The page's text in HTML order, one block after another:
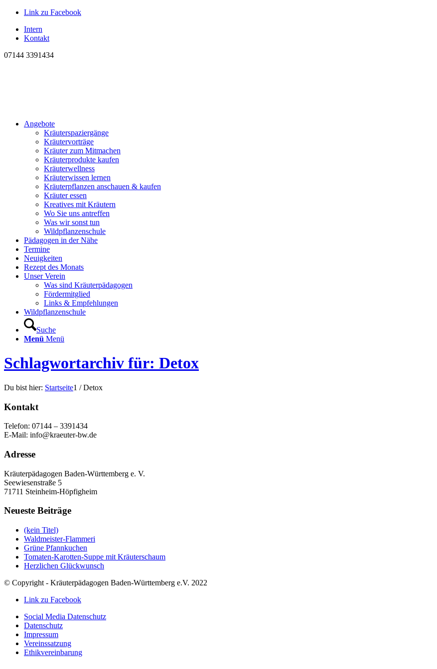
Link zu Facebook
Intern
Kontakt
07144 3391434
Angebote
Kräuterspaziergänge
Kräutervorträge
Kräuter zum Mitmachen
Kräuterprodukte kaufen
Kräuterwellness
Kräuterwissen lernen
Kräuterpflanzen anschauen & kaufen
Kräuter essen
Kreatives mit Kräutern
Wo Sie uns antreffen
Was wir sonst tun
Wildpflanzenschule
Pädagogen in der Nähe
Termine
Neuigkeiten
Rezept des Monats
Unser Verein
Was sind Kräuterpädagogen
Fördermitglied
Links & Empfehlungen
Wildpflanzenschule
Suche
Menü Menü
Schlagwortarchiv für: Detox
Du bist hier: Startseite1 / Detox
Kontakt
Telefon: 07144 – 3391434
E-Mail: info@kraeuter-bw.de
Adresse
Kräuterpädagogen Baden-Württemberg e. V.
Seewiesenstraße 5
71711 Steinheim-Höpfigheim
Neueste Beiträge
(kein Titel)
Waldmeister-Flammeri
Grüne Pfannkuchen
Tomaten-Karotten-Suppe mit Kräuterschaum
Herzlichen Glückwunsch
© Copyright - Kräuterpädagogen Baden-Württemberg e.V. 2022
Link zu Facebook
Social Media Datenschutz
Datenschutz
Impressum
Vereinssatzung
Ethikvereinbarung